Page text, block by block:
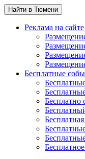
Найти в Тюмени
Реклама на сайте
Бесплатные
Бесплатно